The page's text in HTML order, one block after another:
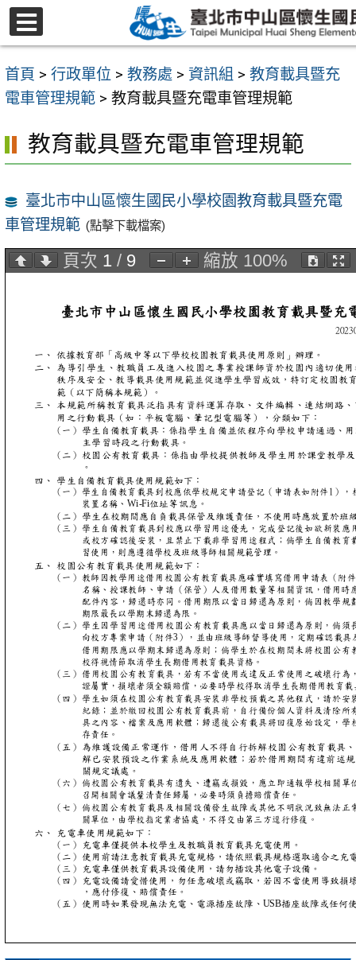
跳
至
要
內
區
首頁 > 行政單位 > 教務處 > 資訊組 > 教育載具暨充
電車管理規範 > 教育載具暨充電車管理規範
教育載具暨充電車管理規範
臺北市中山區懷生國民小學校園教育載具暨充電
車管理規範 (點擊下載檔案)
頁次 1 / 9 縮放 100%
選
單